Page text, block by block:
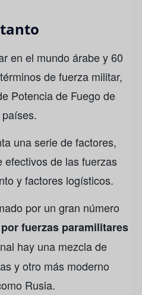
en el mundo árabe y 60
de fuerza militar,
Potencia de Fuego de
una serie de factores,
efectivos de las fuerzas
y factores logísticos.
por un gran número
fuerzas paramilitares
hay una mezcla de
y otro más moderno
Rusia.